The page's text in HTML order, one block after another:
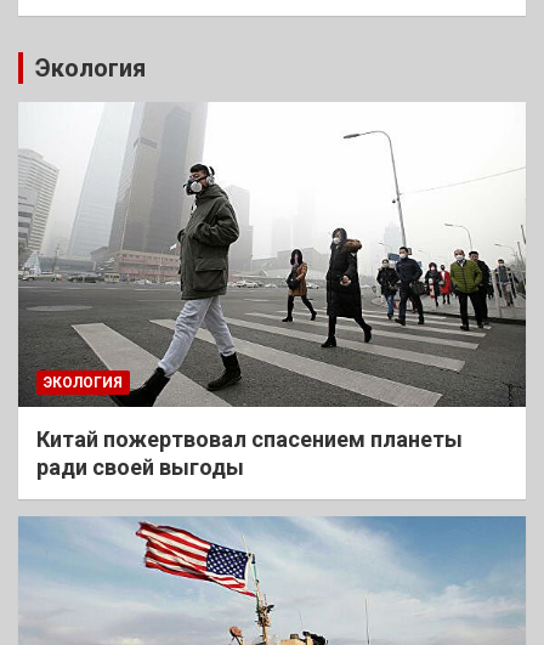
Экология
ЭКОЛОГИЯ
Китай пожертвовал спасением планеты
ради своей выгоды